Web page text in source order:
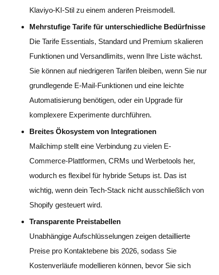
Klaviyo-KI-Stil zu einem anderen Preismodell.
Mehrstufige Tarife für unterschiedliche Bedürfnisse
Die Tarife Essentials, Standard und Premium skalieren
Funktionen und Versandlimits, wenn Ihre Liste wächst.
Sie können auf niedrigeren Tarifen bleiben, wenn Sie nur
grundlegende E-Mail-Funktionen und eine leichte
Automatisierung benötigen, oder ein Upgrade für
komplexere Experimente durchführen.
Breites Ökosystem von Integrationen
Mailchimp stellt eine Verbindung zu vielen E-
Commerce-Plattformen, CRMs und Werbetools her,
wodurch es flexibel für hybride Setups ist. Das ist
wichtig, wenn dein Tech-Stack nicht ausschließlich von
Shopify gesteuert wird.
Transparente Preistabellen
Unabhängige Aufschlüsselungen zeigen detaillierte
Preise pro Kontaktebene bis 2026, sodass Sie
Kostenverläufe modellieren können, bevor Sie sich